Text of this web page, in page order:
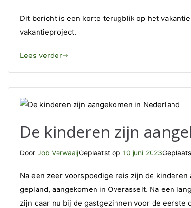
Dit bericht is een korte terugblik op het
vakantieproject.
Lees verder
De kinderen zijn
Door Job VerwaaijGeplaatst op 10 juni 2023
Na een zeer voorspoedige reis zijn de
gepland, aangekomen in Overasselt. Na een
zijn daar nu bij de gastgezinnen voor de eerste